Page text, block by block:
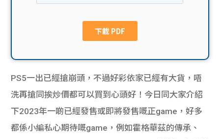
網上
私人
貸款
貸款
計數
校園
Gui
de
理財
Gui
PS5一出已經搶崩頭，不過好彩依家已經有大貨，唔
洗再搶同挨炒價都可以買到心頭好！今日同大家介紹
下2023年一啲已經發售或即將發售嘅正game，好多
都係小編私心期待嘅game，例如霍格華茲的傳承、